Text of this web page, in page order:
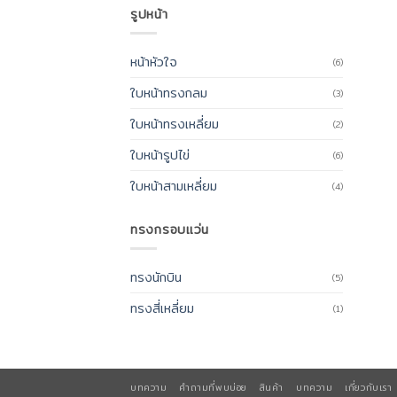
รูปหน้า
หน้าหัวใจ (6)
ใบหน้าทรงกลม (3)
ใบหน้าทรงเหลี่ยม (2)
ใบหน้ารูปไข่ (6)
ใบหน้าสามเหลี่ยม (4)
ทรงกรอบแว่น
ทรงนักบิน (5)
ทรงสี่เหลี่ยม (1)
บทความ คำถามที่พบบ่อย สินค้า บทความ เกี่ยวกับเรา